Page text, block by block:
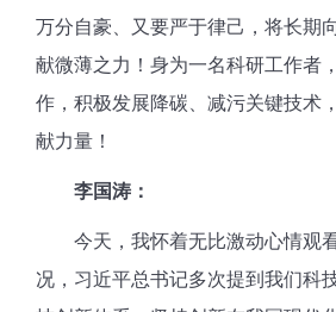
万分自豪、又要严于律己，将长期
献微薄之力！身为一名科研工作者，
作，积极发展降碳、减污关键技术
献力量！
李国涛：
今天，我怀着无比激动心情观
况，习近平总书记多次提到我们科